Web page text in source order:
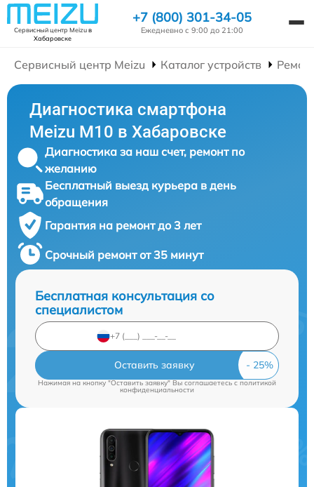
Сервисный центр Meizuв
Хабаровске
+7 (800) 301-34-05
Ежедневно с 9:00 до 21:00
Сервисный центр Meizu Каталог устройств
Диагностика смартфона
Meizu M10 в Хабаровске
Диагностика за наш счет, ремонт по
желанию
Бесплатный выезд курьера в день
обращения
Гарантия на ремонт до 3 лет
Срочный ремонт от 35 минут
Бесплатная консультация со
специалистом
Оставить заявку
Нажимая на кнопку "Оставить заявку" Вы соглашаетесь cполитикой
конфиденциальности